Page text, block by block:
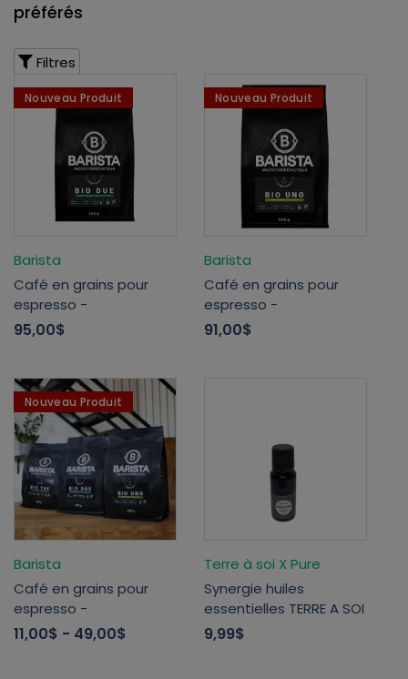
préférés
Filtres
Nouveau Produit
Barista
Café en grains pour
espresso -
95,00$
Nouveau Produit
Barista
Café en grains pour
espresso -
91,00$
Nouveau Produit
Barista
Café en grains pour
espresso -
11,00$ - 49,00$
Terre à soi X Pure
Synergie huiles
essentielles TERRE A SOI
9,99$